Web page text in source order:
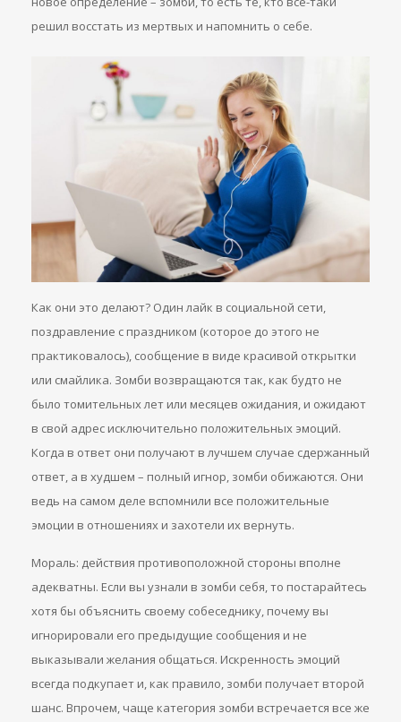
решил восстать из мертвых и напомнить о себе.
Как они это делают? Один лайк в социальной сети,
поздравление с праздником (которое до этого не
практиковалось), сообщение в виде красивой открытки
или смайлика. Зомби возвращаются так, как будто не
было томительных лет или месяцев ожидания, и ожидают
в свой адрес исключительно положительных эмоций.
Когда в ответ они получают в лучшем случае сдержанный
ответ, а в худшем – полный игнор, зомби обижаются. Они
ведь на самом деле вспомнили все положительные
эмоции в отношениях и захотели их вернуть.
Мораль: действия противоположной стороны вполне
адекватны. Если вы узнали в зомби себя, то постарайтесь
хотя бы объяснить своему собеседнику, почему вы
игнорировали его предыдущие сообщения и не
выказывали желания общаться. Искренность эмоций
всегда подкупает и, как правило, зомби получает второй
шанс. Впрочем, чаще категория зомби встречается все же